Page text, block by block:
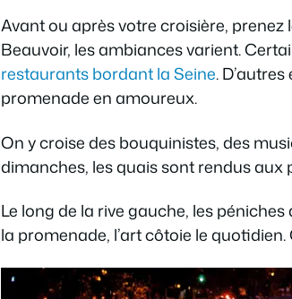
Avant ou après votre croisière, prenez
Beauvoir, les ambiances varient.
restaurants bordant la Seine.
promenade en amoureux.
On y croise des bouquinistes, des
dimanches, les quais sont rendus aux
Le long de la rive gauche, les
la promenade, l’art côtoie le